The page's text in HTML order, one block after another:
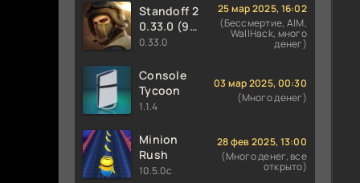
Standoff 2
0.33.0 (9
сезон
0.33.0
25 мар 2025, 16:02
(Бессмертие, AIM,
WallHack, много
денег)
Console
Tycoon
1.1.4
03 мар 2025, 00:30
(Много денег)
Minion
Rush
10.5.0c
28 фев 2025, 13:00
(Много денег, все
открыто)